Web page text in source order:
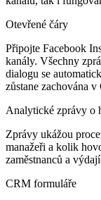
Otevřené čáry
Připojte Facebook
kanály. Všechny
dialogu se
zůstane zachována
Analytické zprávy o
Zprávy ukážou
manažeři a kolik
zaměstnanců a
CRM formuláře